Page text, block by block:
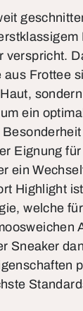
verspricht.
aus Frottee
ein
Eignung
ein
Highlight
welche
Sneaker